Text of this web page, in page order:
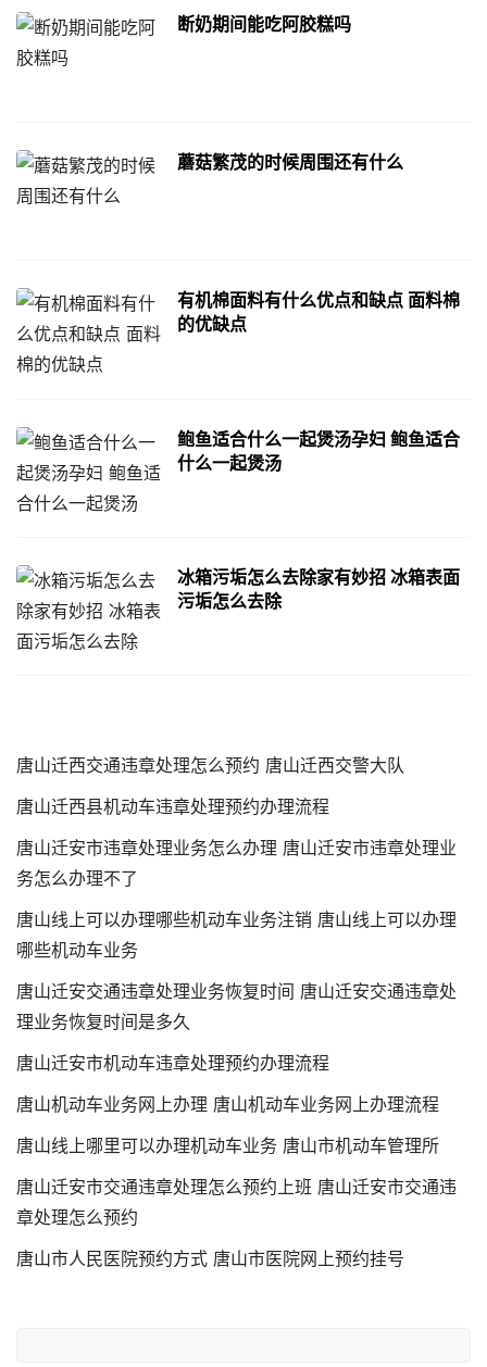
断奶期间能吃阿胶糕吗
蘑菇繁茂的时候周围还有什么
有机棉面料有什么优点和缺点 面料棉
的优缺点
鲍鱼适合什么一起煲汤孕妇 鲍鱼适合
什么一起煲汤
冰箱污垢怎么去除家有妙招 冰箱表面
污垢怎么去除
唐山迁西交通违章处理怎么预约 唐山迁西交警大队
唐山迁西县机动车违章处理预约办理流程
唐山迁安市违章处理业务怎么办理 唐山迁安市违章处理业
务怎么办理不了
唐山线上可以办理哪些机动车业务注销 唐山线上可以办理
哪些机动车业务
唐山迁安交通违章处理业务恢复时间 唐山迁安交通违章处
理业务恢复时间是多久
唐山迁安市机动车违章处理预约办理流程
唐山机动车业务网上办理 唐山机动车业务网上办理流程
唐山线上哪里可以办理机动车业务 唐山市机动车管理所
唐山迁安市交通违章处理怎么预约上班 唐山迁安市交通违
章处理怎么预约
唐山市人民医院预约方式 唐山市医院网上预约挂号